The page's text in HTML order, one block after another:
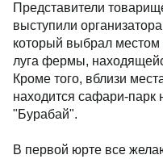
Представители
выступили
который выбрал местом
луга фермы,
Кроме того, вблизи
находится сафари-парк
"Бурабай".
В первой юрте все